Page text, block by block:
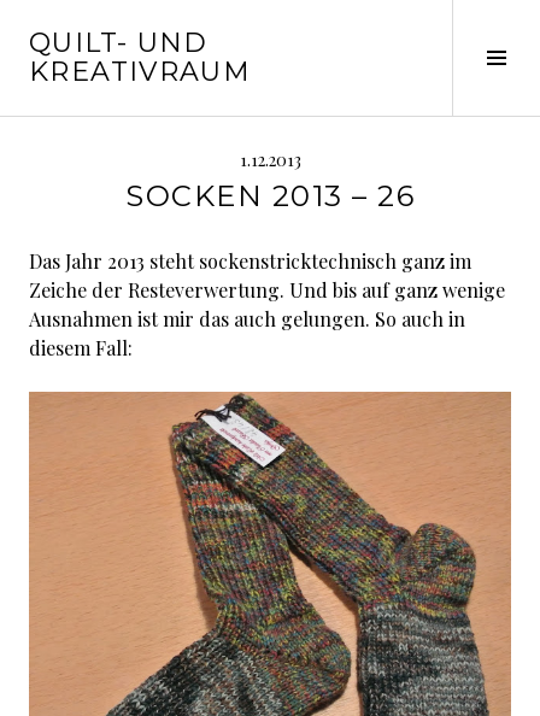
zum
Inhalt
QUILT- UND
KREATIVRAUM
1.12.2013
SOCKEN 2013 – 26
Das Jahr 2013 steht sockenstricktechnisch ganz im
Zeiche der Resteverwertung. Und bis auf ganz wenige
Ausnahmen ist mir das auch gelungen. So auch in
diesem Fall: